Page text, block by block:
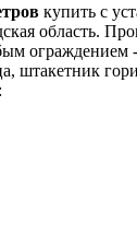
купить с
область.
ограждением -
штакетник